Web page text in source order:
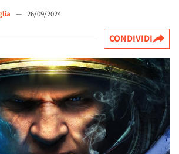
— 26/09/2024
CONDIVIDI